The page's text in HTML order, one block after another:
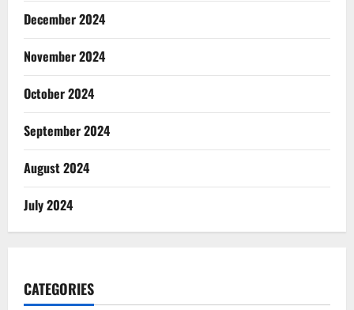
December 2024
November 2024
October 2024
September 2024
August 2024
July 2024
CATEGORIES